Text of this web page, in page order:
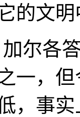
的文
尔各
一，
，事